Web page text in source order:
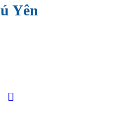
Yên